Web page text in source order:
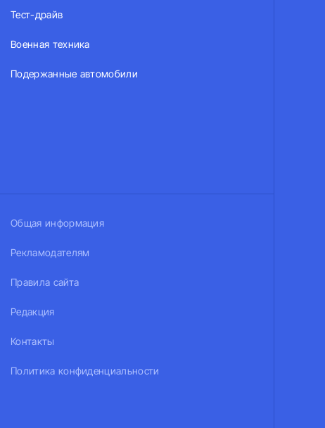
Тест-драйв
Военная техника
Подержанные автомобили
Общая информация
Рекламодателям
Правила сайта
Редакция
Контакты
Политика конфиденциальности